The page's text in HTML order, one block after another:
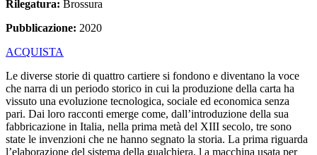
Rilegatura: Brossura
Pubblicazione: 2020
ACQUISTA
Le diverse storie di quattro cartiere si fondono e diventano la voce
che narra di un periodo storico in cui la produzione della carta ha
vissuto una evoluzione tecnologica, sociale ed economica senza
pari. Dai loro racconti emerge come, dall’introduzione della sua
fabbricazione in Italia, nella prima metà del XIII secolo, tre sono
state le invenzioni che ne hanno segnato la storia. La prima riguarda
l’elaborazione del sistema della gualchiera, l a macchina usata per